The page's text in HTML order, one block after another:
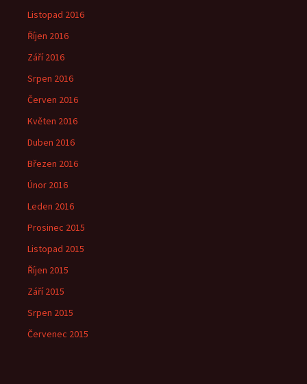
Listopad 2016
Říjen 2016
Září 2016
Srpen 2016
Červen 2016
Květen 2016
Duben 2016
Březen 2016
Únor 2016
Leden 2016
Prosinec 2015
Listopad 2015
Říjen 2015
Září 2015
Srpen 2015
Červenec 2015